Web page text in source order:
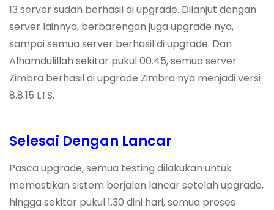
13 server sudah berhasil di upgrade. Dilanjut dengan
server lainnya, berbarengan juga upgrade nya,
sampai semua server berhasil di upgrade. Dan
Alhamdulillah sekitar pukul 00.45, semua server
Zimbra berhasil di upgrade Zimbra nya menjadi versi
8.8.15 LTS.
Selesai Dengan Lancar
Pasca upgrade, semua testing dilakukan untuk
memastikan sistem berjalan lancar setelah upgrade,
hingga sekitar pukul 1.30 dini hari, semua proses